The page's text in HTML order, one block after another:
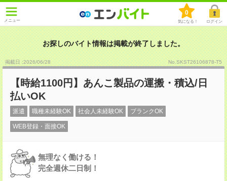
メニュー
0
気になる！ ログイン
お探しのバイト情報は掲載が終了しました。
掲載日 :2026/06/28 No.SKST26106878-T5
【時給1100円】あんこ製品の運搬・積込/日
払いOK
派遣 職種未経験OK 社会人未経験OK ブランクOK
WEB登録・面接OK
無理なく働ける！
完全週休二日制！